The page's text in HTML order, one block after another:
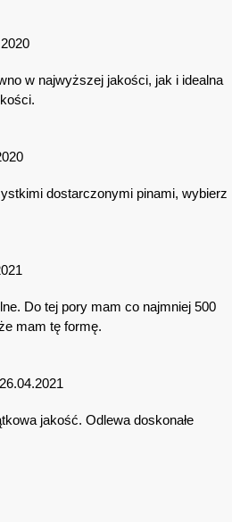
w najwyższej jakości, jak i idealna
dostarczonymi pinami, wybierz
Do tej pory mam co najmniej 500
mam tę formę.
26.04.2021
jakość. Odlewa doskonałe